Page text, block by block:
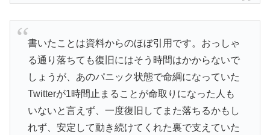
書いたことは資料からのほぼ引用です。おっしゃ
る通り落ちても復旧にはそう時間はかからないで
しょうが、あのパニック状態で命綱になっていた
Twitterが1時間止まることが命取りになった人も
いないと言えず、一度復旧してまた落ちるかもし
れず、安定して動き続けてくれた裏で支えていた